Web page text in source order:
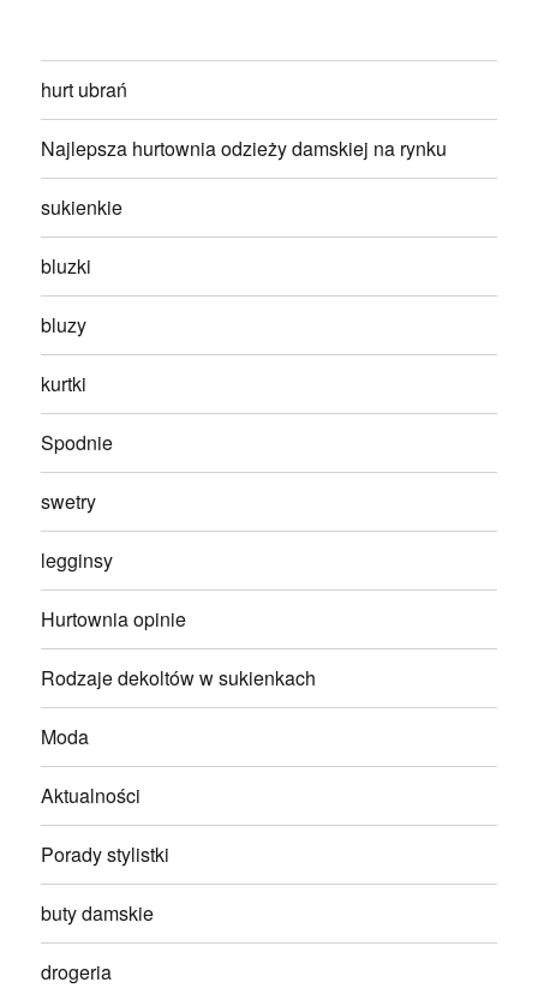
hurt ubrań
Najlepsza hurtownia odzieży damskiej na rynku
sukienkie
bluzki
bluzy
kurtki
Spodnie
swetry
legginsy
Hurtownia opinie
Rodzaje dekoltów w sukienkach
Moda
Aktualności
Porady stylistki
buty damskie
drogeria